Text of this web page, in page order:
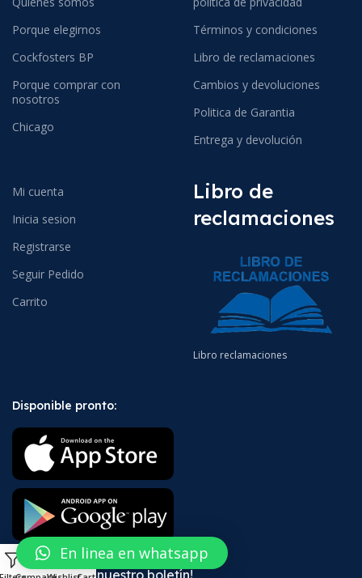
Porque elegirnos
Cockfosters BP
Porque comprar con
nosotros
Chicago
Términos y condiciones
Libro de reclamaciones
Cambios y devoluciones
Politica de Garantia
Entrega y devolución
Mi cuenta
Inicia sesion
Registrarse
Seguir Pedido
Carrito
Libro de
reclamaciones
Libro reclamaciones
Disponible pronto:
0
En linea en whatsapp